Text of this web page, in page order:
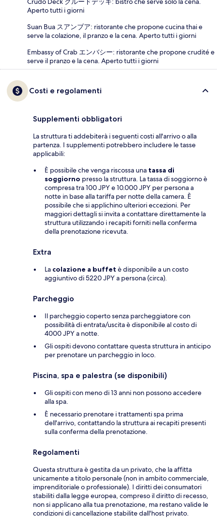
Aperto tutti i giorni
Suan Bua スアンブア: ristorante che propone cucina thai e
serve la colazione, il pranzo e la cena. Aperto tutti i giorni
Embassy of Crab エンバシー: ristorante che propone crudité e
serve il pranzo e la cena. Aperto tutti i giorni
Costi e regolamenti
Supplementi obbligatori
La struttura ti addebiterà i seguenti costi all'arrivo o alla
partenza. I supplementi potrebbero includere le tasse
applicabili:
È possibile che venga riscossa una tassa di
soggiorno presso la struttura. La tassa di soggiorno è
compresa tra 100 JPY e 10.000 JPY per persona a
notte in base alla tariffa per notte della camera. È
possibile che si applichino ulteriori eccezioni. Per
maggiori dettagli si invita a contattare direttamente la
struttura utilizzando i recapiti forniti nella conferma
della prenotazione ricevuta.
Extra
La colazione a buffet è disponibile a un costo
aggiuntivo di 5220 JPY a persona (circa).
Parcheggio
Il parcheggio coperto senza parcheggiatore con
possibilità di entrata/uscita è disponibile al costo di
4000 JPY a notte.
Gli ospiti devono contattare questa struttura in anticipo
per prenotare un parcheggio in loco.
Piscina, spa e palestra (se disponibili)
Gli ospiti con meno di 13 anni non possono accedere
alla spa.
È necessario prenotare i trattamenti spa prima
dell'arrivo, contattando la struttura ai recapiti presenti
sulla conferma della prenotazione.
Regolamenti
Questa struttura è gestita da un privato, che la affitta
unicamente a titolo personale (non in ambito commerciale,
imprenditoriale o professionale). I diritti dei consumatori
stabiliti dalla legge europea, compreso il diritto di recesso,
non si applicano alla tua prenotazione, ma restano valide le
condizioni di cancellazione stabilite dall'host privato.